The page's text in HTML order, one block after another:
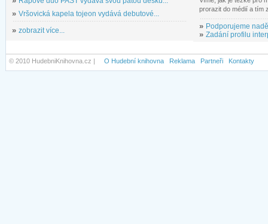
» Vršovická kapela tojeon vydává debutové...
» zobrazit více...
prorazit do médií a tím
» Podporujeme
» Zadání profilu
© 2010 HudebniKnihovna.cz | O Hudební knihovna Reklama Partneři Kontakty